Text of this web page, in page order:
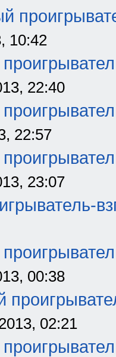
10:42
22:40
22:57
23:07
00:38
02:21